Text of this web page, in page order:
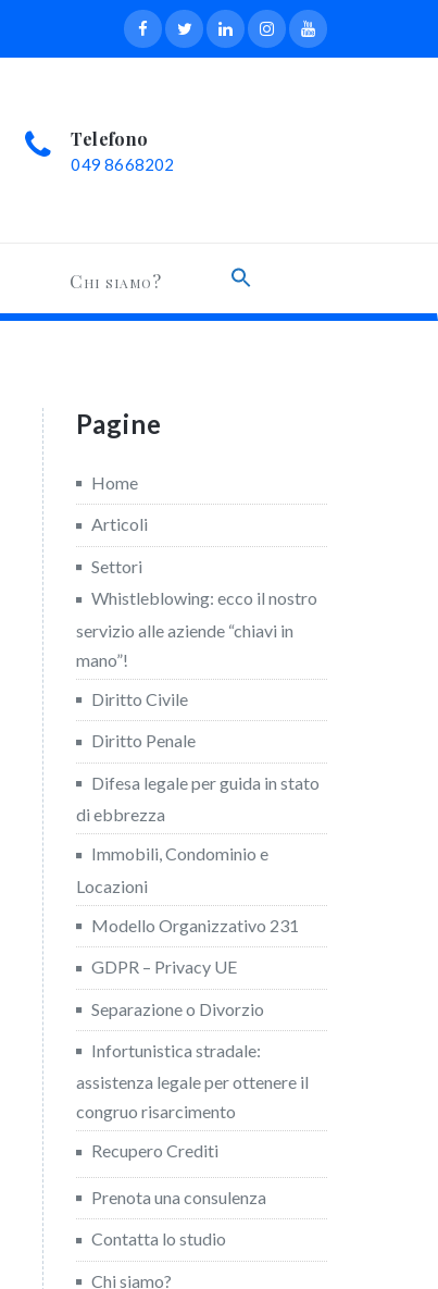
Telefono
049 8668202
Chi siamo?
Pagine
Home
Articoli
Settori
Whistleblowing: ecco il nostro
servizio alle aziende “chiavi in
mano”!
Diritto Civile
Diritto Penale
Difesa legale per guida in stato
di ebbrezza
Immobili, Condominio e
Locazioni
Modello Organizzativo 231
GDPR – Privacy UE
Separazione o Divorzio
Infortunistica stradale:
assistenza legale per ottenere il
congruo risarcimento
Recupero Crediti
Prenota una consulenza
Contatta lo studio
Chi siamo?